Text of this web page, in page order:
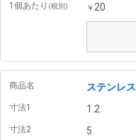
1個あたり (税別) ￥20
商品名 ステンレ
寸法1 1.2
寸法2 5